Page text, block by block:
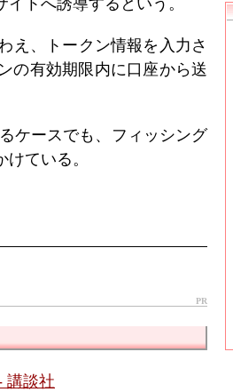
トへ誘導するという。
え、トークン情報を入力さ
の有効期限内に口座から送
ケースでも、フィッシング
ている。
PR
講談社